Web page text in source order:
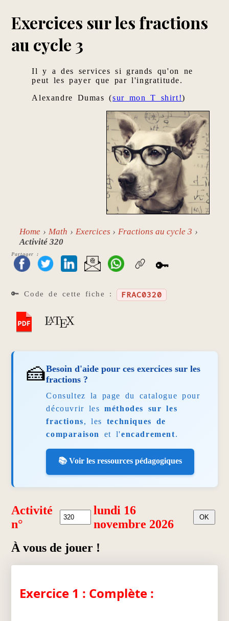
Exercices sur les fractions
au cycle 3
Il y a des services si grands qu'on ne
peut les payer que par l'ingratitude.
Alexandre Dumas (sur mon T shirt!)
Home Math Exercices
Fractions au cycle 3
Activité 320
Partager :
🔑
🔑 Code de cette fiche : FRAC0320
🍰Besoin d'aide pour ces exercices sur les
fractions ?
Consultez la page du catalogue pour
découvrir lesméthodes sur les
fractions, les techniques de
comparaison
et l'encadrement.
📚 Voir les ressources pédagogiques
Activité
n°
lundi 16
novembre 2026
À vous de jouer !
Exercice 1 : Complète :